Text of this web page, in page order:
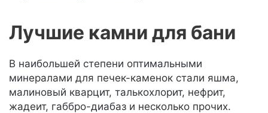
Лучшие камни для бани
В наибольшей степени оптимальными
минералами для печек-каменок стали яшма,
малиновый кварцит, талькохлорит, нефрит,
жадеит, габбро-диабаз и несколько прочих.